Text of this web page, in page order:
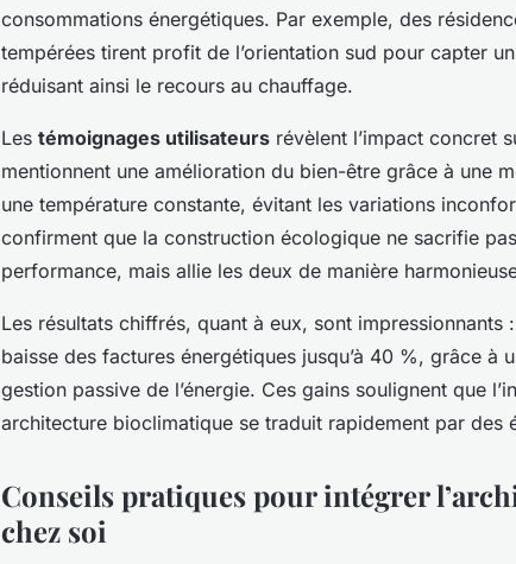
consommations énergétiques. Par exemple, des
tempérées tirent profit de l’orientation sud pour capter
réduisant ainsi le recours au chauffage.
Les témoignages utilisateurs révèlent l’impact concret
mentionnent une amélioration du bien-être grâce à une
une température constante, évitant les variations
confirment que la construction écologique ne sacrifie
performance, mais allie les deux de manière
Les résultats chiffrés, quant à eux, sont impressionnants
baisse des factures énergétiques jusqu’à 40 %, grâce à
gestion passive de l’énergie. Ces gains soulignent que
architecture bioclimatique se traduit rapidement par des
Conseils pratiques pour intégrer
chez soi